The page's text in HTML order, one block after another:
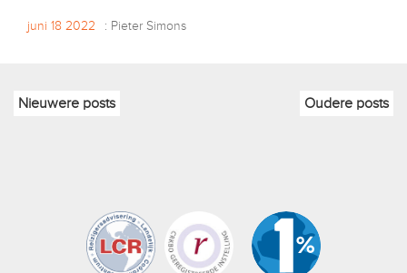
juni 18 2022 : Pieter Simons
Nieuwere posts Oudere posts